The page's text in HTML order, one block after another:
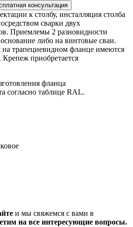
консультация
к столбу, инсталляция столба
сварки двух
Приемлемы 2 разновидности
либо на винтовые сваи.
на трапециевидном фланце имеются
Крепеж приобретается
фланца
согласно таблице RAL.
и мы свяжемся с вами в
на все интересующие вопросы.